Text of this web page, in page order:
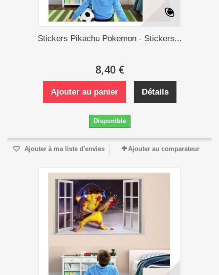
Stickers Pikachu Pokemon - Stickers...
8,40 €
Ajouter au panier Détails
Disponible
Ajouter à ma liste d'envies Ajouter au comparateur